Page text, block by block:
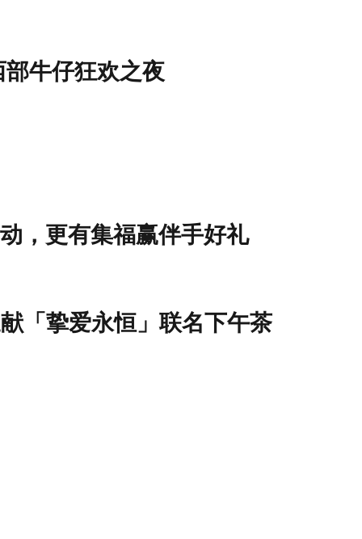
牛仔狂欢之夜
，更有集福赢伴手好礼
「挚爱永恒」联名下午茶